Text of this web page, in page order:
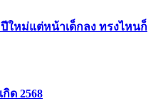
ปีใหม่แต่หน้าเด็กลง ทรงไหนก็
ด 2568